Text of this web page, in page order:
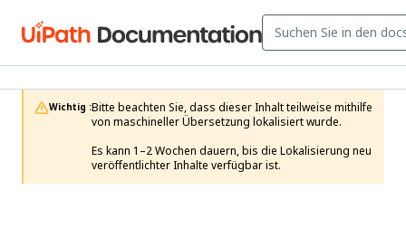
Wichtig :Bitte beachten Sie, dass dieser Inhalt teilweise mithilfe
von maschineller Übersetzung lokalisiert wurde.
Es kann 1–2 Wochen dauern, bis die Lokalisierung neu
veröffentlichter Inhalte verfügbar ist.